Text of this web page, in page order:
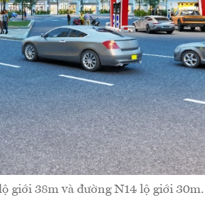
giới 38m và đường N14 lộ giới 30m.